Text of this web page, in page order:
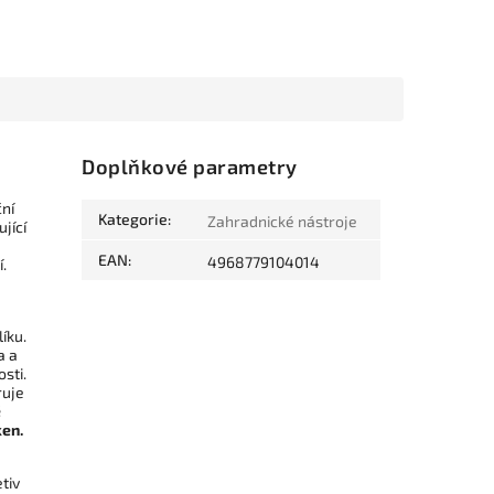
a
Doplňkové parametry
Kategorie: Zahradnické nástroje
EAN: 4968779104014